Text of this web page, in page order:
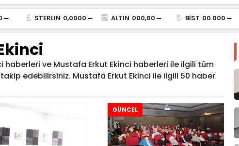
STERLIN 0,0000 ALTIN 000,00 BİST 00.000
haberleri ve Mustafa Erkut Ekinci haberleri ile ilgili tüm
edebilirsiniz. Mustafa Erkut Ekinci ile ilgili 50 haber
GÜNCEL